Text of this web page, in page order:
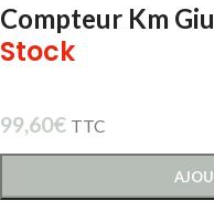
Compteur Km
Stock
99,60€ TTC